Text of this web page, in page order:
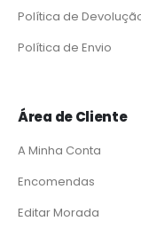
Política de
Política de Envio
Área de Cliente
A Minha Conta
Encomendas
Editar Morada